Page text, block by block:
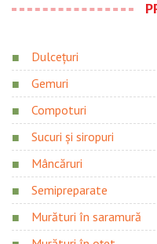
Dulcețuri
Gemuri
Compoturi
Sucuri și siropuri
Mâncăruri
Semipreparate
Murături în saramură